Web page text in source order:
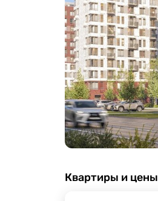
Квартиры и цены